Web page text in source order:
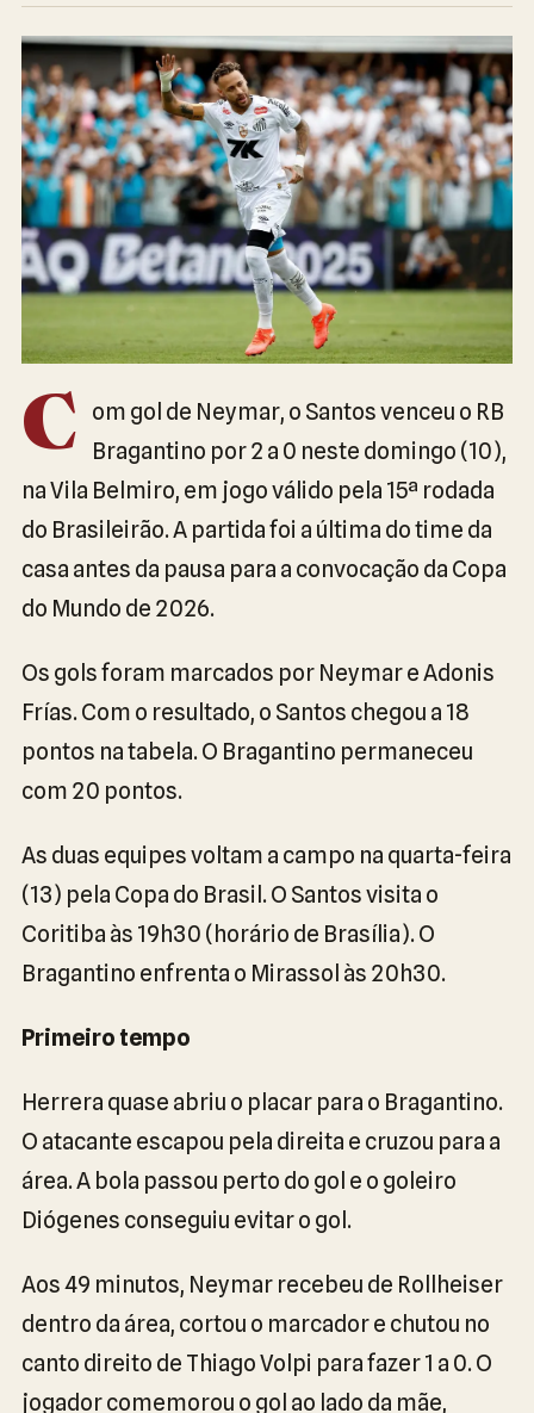
C
om gol de Neymar, o Santos venceu o RB
Bragantino por 2 a 0 neste domingo (10),
na Vila Belmiro, em jogo válido pela 15ª rodada
do Brasileirão. A partida foi a última do time da
casa antes da pausa para a convocação da Copa
do Mundo de 2026.
Os gols foram marcados por Neymar e Adonis
Frías. Com o resultado, o Santos chegou a 18
pontos na tabela. O Bragantino permaneceu
com 20 pontos.
As duas equipes voltam a campo na quarta-feira
(13) pela Copa do Brasil. O Santos visita o
Coritiba às 19h30 (horário de Brasília). O
Bragantino enfrenta o Mirassol às 20h30.
Primeiro tempo
Herrera quase abriu o placar para o Bragantino.
O atacante escapou pela direita e cruzou para a
área. A bola passou perto do gol e o goleiro
Diógenes conseguiu evitar o gol.
Aos 49 minutos, Neymar recebeu de Rollheiser
dentro da área, cortou o marcador e chutou no
canto direito de Thiago Volpi para fazer 1 a 0. O
jogador comemorou o gol ao lado da mãe,